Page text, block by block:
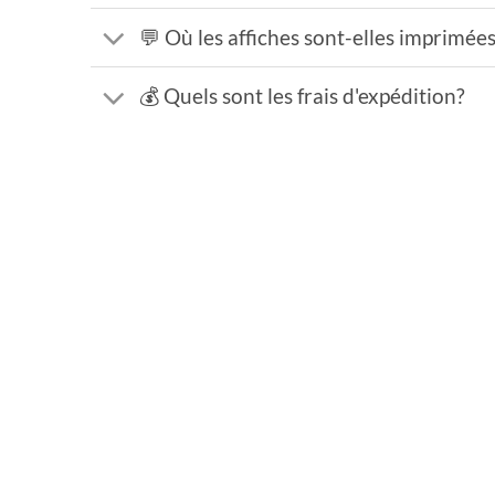
💬 Où les affiches sont-elles
💰 Quels sont les frais d'expédition?